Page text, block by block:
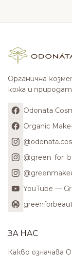
Органична
кожа и
Odonata
Organic
YouTube —
ЗА НАС
Какво означава